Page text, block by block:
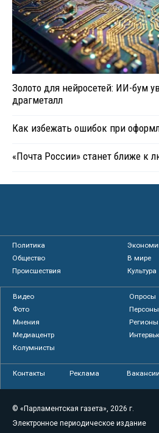
Золото для нейросетей: ИИ-бум
драгметалл
Как избежать ошибок при
«Почта России» станет ближе к
Политика
Общество
В мире
Происшествия
Культура
Видео
Опросы
Фото
Персоны
Мнения
Регионы
Медиацентр
Колумнисты
Контакты Реклама Вакансии
© «Парламентская газета», 2026 г.
Электронное периодическое издание